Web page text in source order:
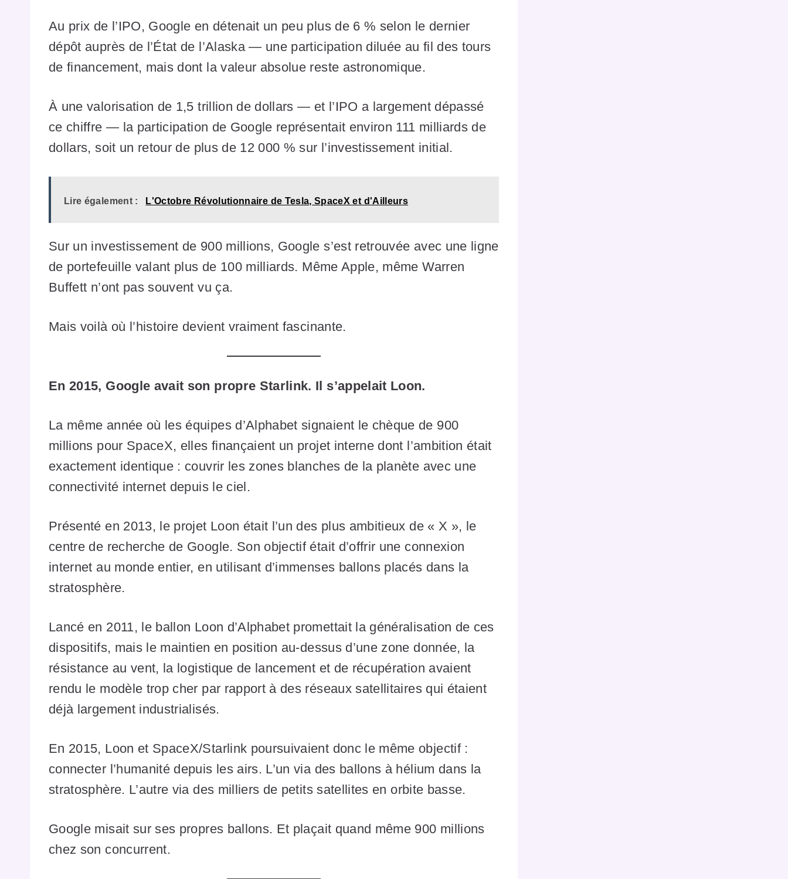
Au prix de l’IPO, Google en détenait un peu plus de 6 % selon le dernier
dépôt auprès de l’État de l’Alaska — une participation diluée au fil des tours
de financement, mais dont la valeur absolue reste astronomique.
À une valorisation de 1,5 trillion de dollars — et l’IPO a largement dépassé
ce chiffre — la participation de Google représentait environ 111 milliards de
dollars, soit un retour de plus de 12 000 % sur l’investissement initial.
Lire également : L'Octobre Révolutionnaire de Tesla, SpaceX et d'Ailleurs
Sur un investissement de 900 millions, Google s’est retrouvée avec une ligne
de portefeuille valant plus de 100 milliards. Même Apple, même Warren
Buffett n’ont pas souvent vu ça.
Mais voilà où l’histoire devient vraiment fascinante.
En 2015, Google avait son propre Starlink. Il s’appelait Loon.
La même année où les équipes d’Alphabet signaient le chèque de 900
millions pour SpaceX, elles finançaient un projet interne dont l’ambition était
exactement identique : couvrir les zones blanches de la planète avec une
connectivité internet depuis le ciel.
Présenté en 2013, le projet Loon était l’un des plus ambitieux de « X », le
centre de recherche de Google. Son objectif était d’offrir une connexion
internet au monde entier, en utilisant d’immenses ballons placés dans la
stratosphère.
Lancé en 2011, le ballon Loon d’Alphabet promettait la généralisation de ces
dispositifs, mais le maintien en position au-dessus d’une zone donnée, la
résistance au vent, la logistique de lancement et de récupération avaient
rendu le modèle trop cher par rapport à des réseaux satellitaires qui étaient
déjà largement industrialisés.
En 2015, Loon et SpaceX/Starlink poursuivaient donc le même objectif :
connecter l’humanité depuis les airs. L’un via des ballons à hélium dans la
stratosphère. L’autre via des milliers de petits satellites en orbite basse.
Google misait sur ses propres ballons. Et plaçait quand même 900 millions
chez son concurrent.